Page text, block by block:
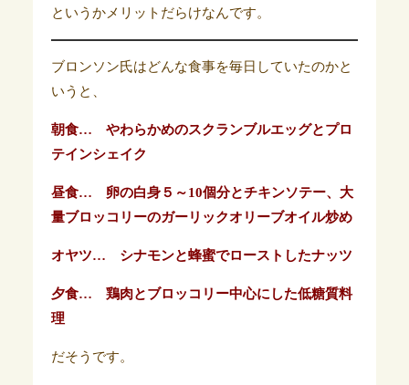
というかメリットだらけなんです。
ブロンソン氏はどんな食事を毎日していたのかと
いうと、
朝食… やわらかめのスクランブルエッグとプロ
テインシェイク
昼食… 卵の白身５～10個分とチキンソテー、大
量ブロッコリーのガーリックオリーブオイル炒め
オヤツ… シナモンと蜂蜜でローストしたナッツ
夕食… 鶏肉とブロッコリー中心にした低糖質料
理
だそうです。